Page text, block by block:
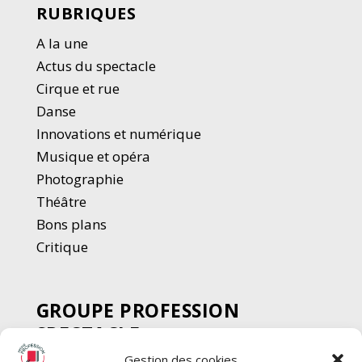
RUBRIQUES
A la une
Actus du spectacle
Cirque et rue
Danse
Innovations et numérique
Musique et opéra
Photographie
Théâtre
Bons plans
Critique
GROUPE PROFESSION
SPECTACLE